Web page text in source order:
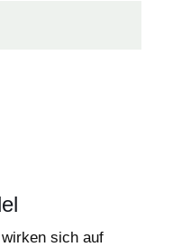
sich auf